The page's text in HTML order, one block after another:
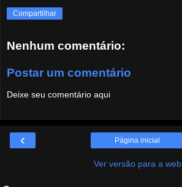
Compartilhar
Nenhum comentário:
Postar um comentário
Deixe seu comentário aqui
‹ Página inicial
Ver versão para a web